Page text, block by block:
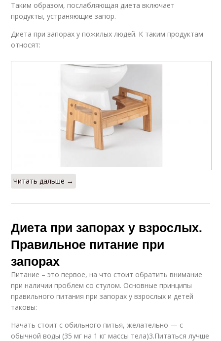
Таким образом, послабляющая диета включает
продукты, устраняющие запор.
Диета при запорах у пожилых людей. К таким продуктам
относят:
Читать дальше →
Диета при запорах у взрослых.
Правильное питание при
запорах
Питание – это первое, на что стоит обратить внимание
при наличии проблем со стулом. Основные принципы
правильного питания при запорах у взрослых и детей
таковы:
Начать стоит с обильного питья, желательно — с
обычной воды (35 мг на 1 кг массы тела)3.Питаться лучше